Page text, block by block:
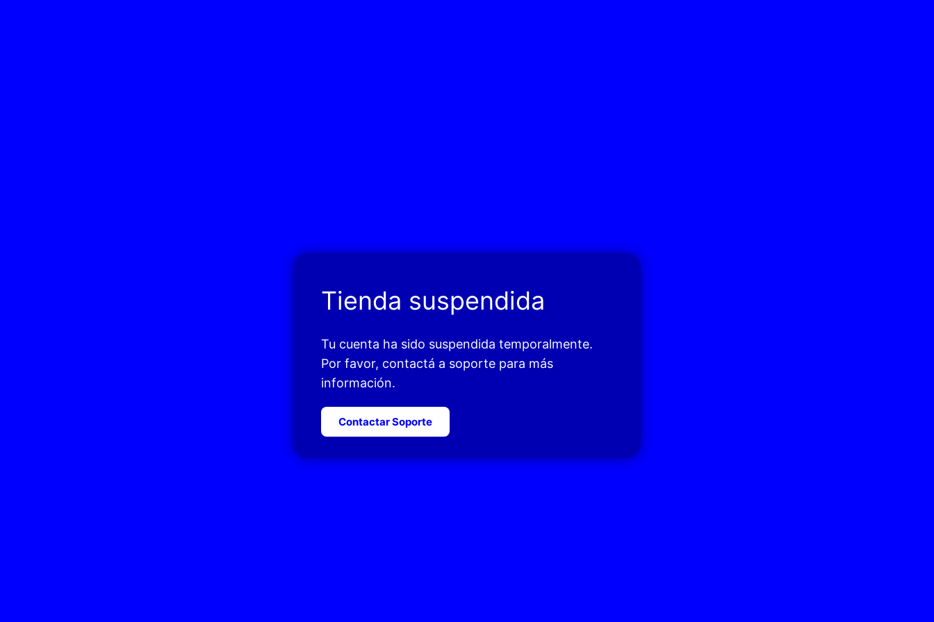
Tienda suspendida
Tu cuenta ha sido suspendida temporalmente.
Por favor, contactá a soporte para más
información.
Contactar Soporte